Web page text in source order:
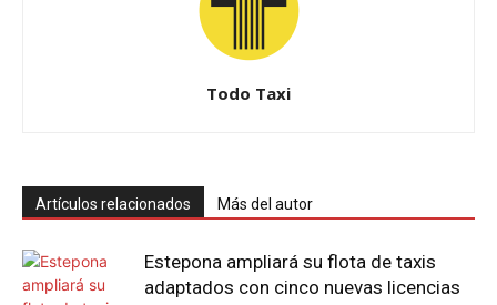
Todo Taxi
Artículos relacionados Más del autor
Estepona ampliará su flota de taxis
adaptados con cinco nuevas licencias